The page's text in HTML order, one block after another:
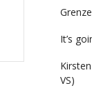
It’s
VS)